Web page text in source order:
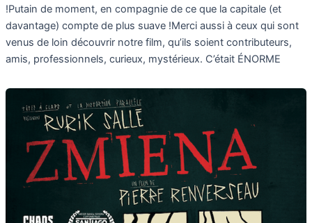
!Putain de moment, en compagnie de ce que la capitale (et
davantage) compte de plus suave !Merci aussi à ceux qui sont
venus de loin découvrir notre film, qu’ils soient contributeurs,
amis, professionnels, curieux, mystérieux. C’était ÉNORME